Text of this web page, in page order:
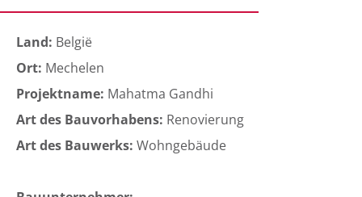
Land: België
Ort: Mechelen
Projektname: Mahatma Gandhi
Art des Bauvorhabens: Renovierung
Art des Bauwerks: Wohngebäude